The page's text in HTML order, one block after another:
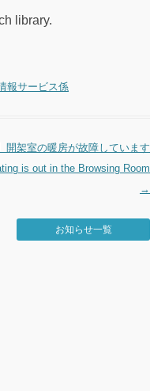
library.
報サービス係
開架室の暖房が故障しています
is out in the Browsing Room
→
お知らせ一覧